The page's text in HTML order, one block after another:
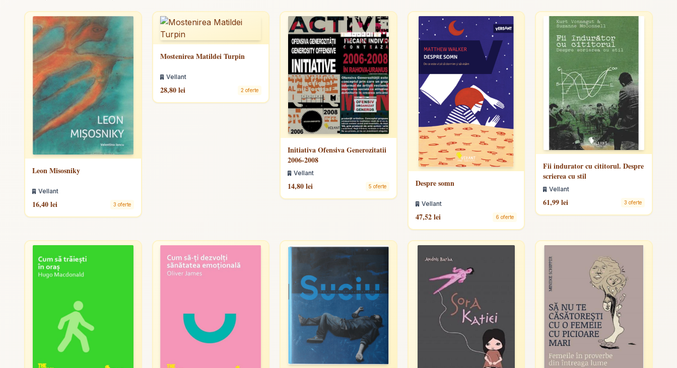
Leon Misosniky
Vellant
16,40 lei 3 oferte
Mostenirea Matildei Turpin
Vellant
28,80 lei 2 oferte
Initiativa Ofensiva Generozitatii
2006-2008
Vellant
14,80 lei 5 oferte Despre somn
Vellant
47,52 lei 6 oferte
Fii indurator cu cititorul. Despre
scrierea cu stil
Vellant
61,99 lei 3 oferte